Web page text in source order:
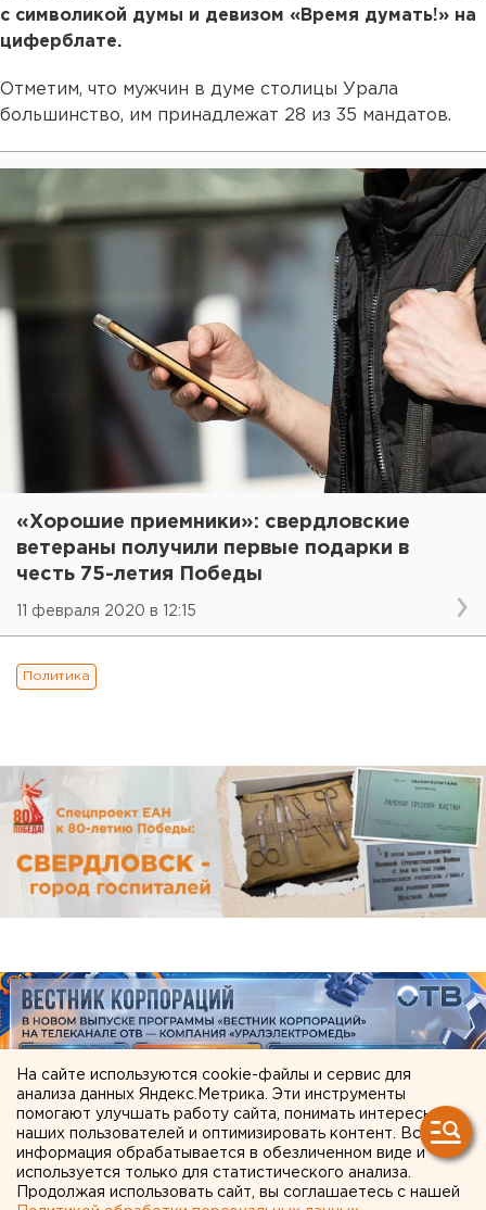
с символикой думы и девизом «Время думать!» на
циферблате.
Отметим, что мужчин в думе столицы Урала
большинство, им принадлежат 28 из 35 мандатов.
«Хорошие приемники»: свердловские
ветераны получили первые подарки в
честь 75-летия Победы
11 февраля 2020 в 12:15
Политика
ЧИТАЙТЕ ТАКЖЕ:
На сайте используются cookie-файлы и сервис для
анализа данных Яндекс.Метрика. Эти инструменты
помогают улучшать работу сайта, понимать интересы
наших пользователей и оптимизировать контент. Вся
информация обрабатывается в обезличенном виде и
используется только для статистического анализа.
Продолжая использовать сайт, вы соглашаетесь с нашей